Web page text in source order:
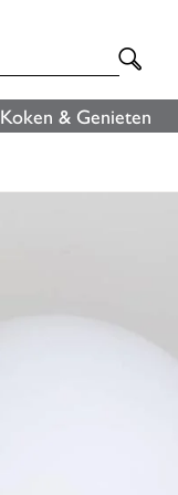
Koken & Genieten